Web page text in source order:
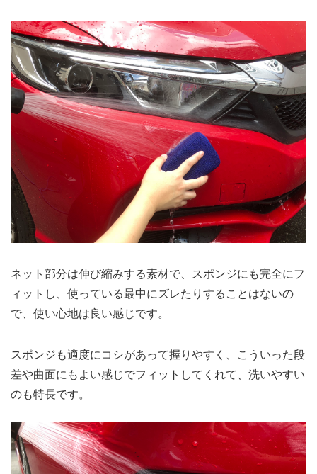
ネット部分は伸び縮みする素材で、スポンジにも完全にフ
ィットし、使っている最中にズレたりすることはないの
で、使い心地は良い感じです。
スポンジも適度にコシがあって握りやすく、こういった段
差や曲面にもよい感じでフィットしてくれて、洗いやすい
のも特長です。